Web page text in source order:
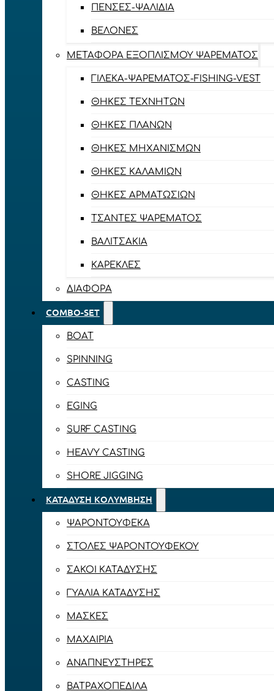
ΠΈΝΣΕΣ-ΨΑΛΊΔΙΑ
ΒΕΛΌΝΕΣ
ΜΕΤΑΦΟΡΆ ΕΞΟΠΛΙΣΜΟΎ ΨΑΡΈΜΑΤΟΣ
ΓΙΛΈΚΑ-ΨΑΡΈΜΑΤΟΣ-FISHING-VEST
ΘΉΚΕΣ ΤΕΧΝΗΤΏΝ
ΘΉΚΕΣ ΠΛΆΝΩΝ
ΘΉΚΕΣ ΜΗΧΑΝΙΣΜΏΝ
ΘΉΚΕΣ ΚΑΛΑΜΙΏΝ
ΘΉΚΕΣ ΑΡΜΑΤΩΣΙΏΝ
ΤΣΆΝΤΕΣ ΨΑΡΈΜΑΤΟΣ
ΒΑΛΙΤΣΆΚΙΑ
ΚΑΡΈΚΛΕΣ
ΔΙΆΦΟΡΑ
COMBO-SET
BOAT
SPINNING
CASTING
EGING
SURF CASTING
HEAVY CASTING
SHORE JIGGING
ΚΑΤΆΔΥΣΗ ΚΟΛΎΜΒΗΣΗ
ΨΑΡΟΝΤΟΎΦΕΚΑ
ΣΤΟΛΈΣ ΨΑΡΟΝΤΟΎΦΕΚΟΥ
ΣΆΚΟΙ ΚΑΤΆΔΥΣΗΣ
ΓΥΑΛΙΆ ΚΑΤΆΔΥΣΗΣ
ΜΆΣΚΕΣ
ΜΑΧΑΊΡΙΑ
ΑΝΑΠΝΕΥΣΤΉΡΕΣ
ΒΑΤΡΑΧΟΠΈΔΙΛΑ